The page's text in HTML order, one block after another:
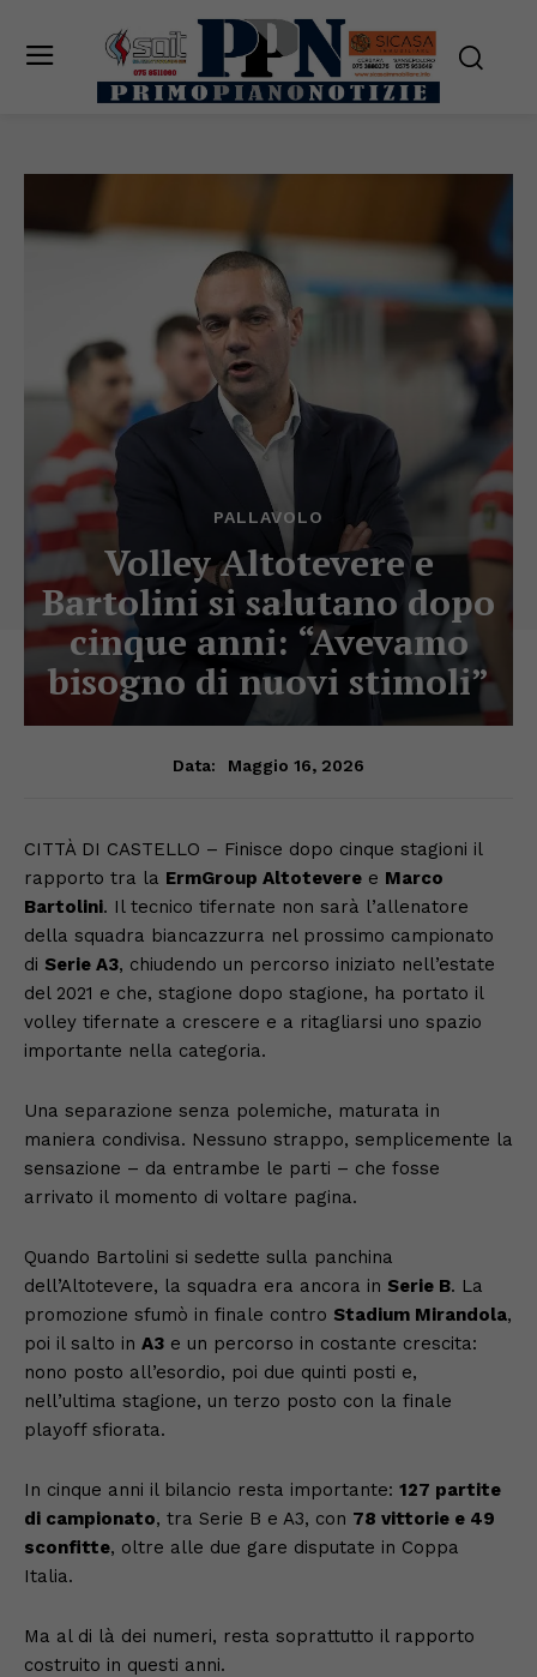
PALLAVOLO
Volley Altotevere e
Bartolini si salutano dopo
cinque anni: “Avevamo
bisogno di nuovi stimoli”
Data: Maggio 16, 2026
CITTÀ DI CASTELLO – Finisce dopo cinque stagioni il
rapporto tra la ErmGroup Altotevere e Marco
Bartolini. Il tecnico tifernate non sarà l’allenatore
della squadra biancazzurra nel prossimo campionato
di Serie A3, chiudendo un percorso iniziato nell’estate
del 2021 e che, stagione dopo stagione, ha portato il
volley tifernate a crescere e a ritagliarsi uno spazio
importante nella categoria.
Una separazione senza polemiche, maturata in
maniera condivisa. Nessuno strappo, semplicemente la
sensazione – da entrambe le parti – che fosse
arrivato il momento di voltare pagina.
Quando Bartolini si sedette sulla panchina
dell’Altotevere, la squadra era ancora in Serie B. La
promozione sfumò in finale contro Stadium Mirandola,
poi il salto in A3 e un percorso in costante crescita:
nono posto all’esordio, poi due quinti posti e,
nell’ultima stagione, un terzo posto con la finale
playoff sfiorata.
In cinque anni il bilancio resta importante: 127 partite
di campionato, tra Serie B e A3, con 78 vittorie e 49
sconfitte, oltre alle due gare disputate in Coppa
Italia.
Ma al di là dei numeri, resta soprattutto il rapporto
costruito in questi anni.